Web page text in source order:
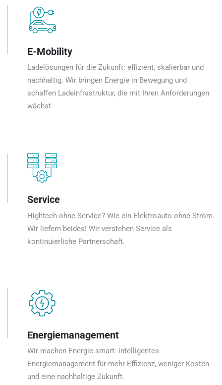
E-Mobility
Ladelösungen für die Zukunft: effizient, skalierbar und
nachhaltig. Wir bringen Energie in Bewegung und
schaffen Ladeinfrastruktur, die mit Ihren Anforderungen
wächst.
Service
Hightech ohne Service? Wie ein Elektroauto ohne Strom.
Wir liefern beides! Wir verstehen Service als
kontinuierliche Partnerschaft.
Energiemanagement
Wir machen Energie smart: intelligentes
Energiemanagement für mehr Effizienz, weniger Kosten
und eine nachhaltige Zukunft.